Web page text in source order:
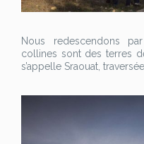
Nous redescendons
collines sont des terres
s’appelle Sraouat,